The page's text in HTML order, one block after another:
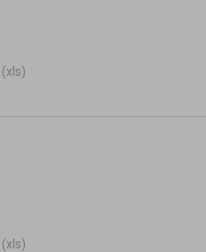
(xls)
(xls)